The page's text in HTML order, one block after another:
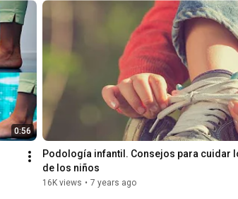
0:56
Podología infantil. Consejos para cuidar
de los niños
16K views • 7 years ago